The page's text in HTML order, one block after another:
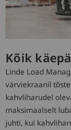
Kõik
Linde Load
värviekraanil
kahvliharudel
maksimaalselt
juhti, kui